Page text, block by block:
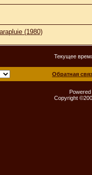
(1980)
Текущее
Обратная
Copyright